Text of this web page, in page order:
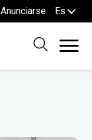
Anunciarse Es